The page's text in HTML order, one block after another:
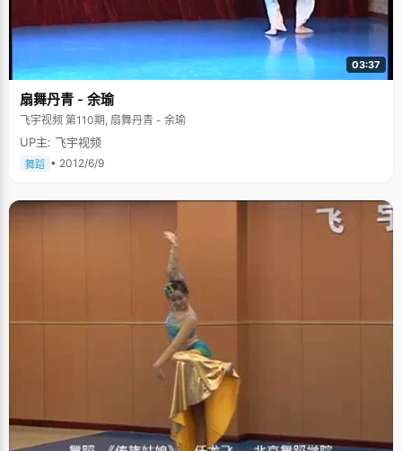
03:37
扇舞丹青 - 余瑜
飞宇视频 第110期, 扇舞丹青 - 余瑜
UP主: 飞宇视频
舞蹈 • 2012/6/9